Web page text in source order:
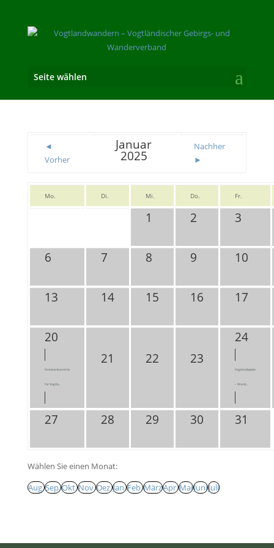
Seite wählen
◄
Vorher
Januar
2025
Nachher
►
Mo. Di. Mi. Do. Fr.
1 2 3
6 7 8 9 10
13 14 15 16 17
20
Streckenkenntnis
für Vogtla...
21 22 23
24
Vogtlandspiele
– Wand...
27 28 29 30 31
Wählen Sie einen Monat:
Aug.Sep.Okt.Nov.Dez.Jan.Feb.MärzApr.MaiJuniJuli